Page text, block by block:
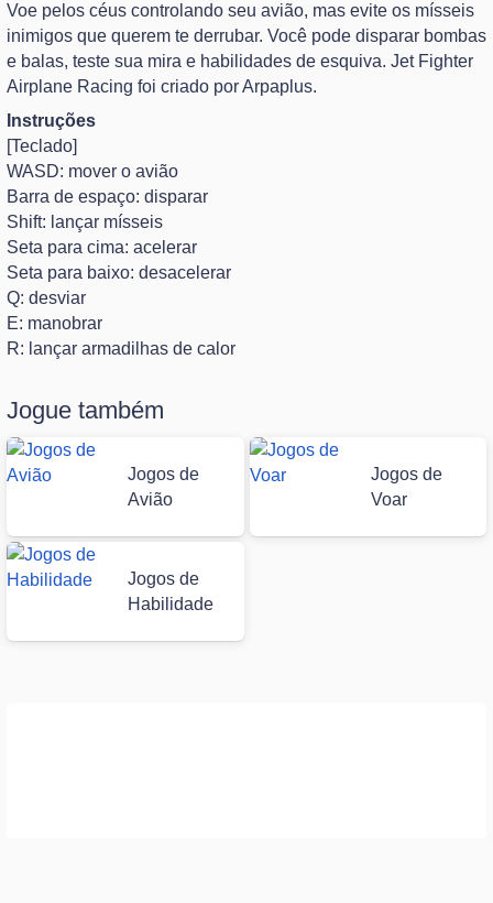
Voe pelos céus controlando seu avião, mas evite os mísseis
inimigos que querem te derrubar. Você pode disparar bombas
e balas, teste sua mira e habilidades de esquiva. Jet Fighter
Airplane Racing foi criado por Arpaplus.
Instruções
[Teclado]
WASD: mover o avião
Barra de espaço: disparar
Shift: lançar mísseis
Seta para cima: acelerar
Seta para baixo: desacelerar
Q: desviar
E: manobrar
R: lançar armadilhas de calor
Jogue também
Jogos de
Avião
Jogos de
Voar
Jogos de
Habilidade